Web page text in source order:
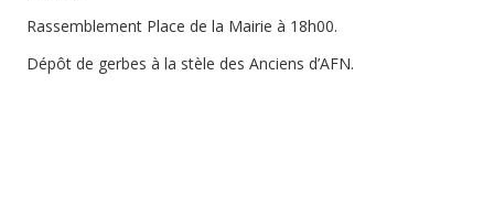
Rassemblement Place de la Mairie à 18h00.
Dépôt de gerbes à la stèle des Anciens d’AFN.